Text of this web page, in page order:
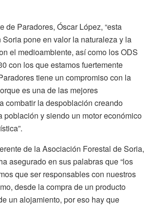
de Paradores, Óscar López, “esta
pone en valor la naturaleza y la
el medioambiente, así como los ODS
con los que estamos fuertemente
tiene un compromiso con la
es una de las mejores
combatir la despoblación creando
población y siendo un motor económico
de la Asociación Forestal de Soria,
asegurado en sus palabras que “los
que ser responsables con nuestros
desde la compra de un producto
un alojamiento, por eso hay que